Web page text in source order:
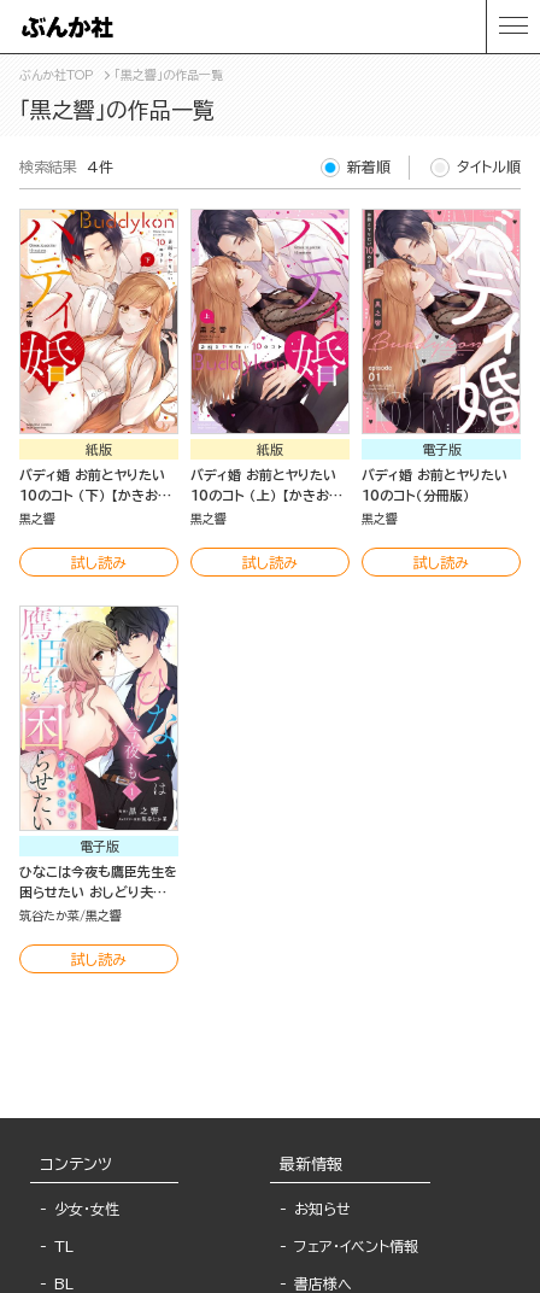
ぶんか社TOP 「黒之響」の作品一覧
「黒之響」の作品一覧
検索結果 4件 新着順 タイトル順
紙版
バディ婚 お前とヤりたい
10のコト （下） 【かきおろ
し漫画＆電子限定ペーパー
黒之響
試し読み
紙版
バディ婚 お前とヤりたい
10のコト （上） 【かきおろ
し漫画＆電子限定ペーパー
黒之響
試し読み
電子版
バディ婚 お前とヤりたい
10のコト（分冊版）
黒之響
試し読み
電子版
ひなこは今夜も鷹臣先生を
困らせたい おしどり夫婦
のナイショの性癖（分冊版）
筑谷たか菜 黒之響
試し読み
コンテンツ
少女・女性
TL
BL
最新情報
お知らせ
フェア・イベント情報
書店様へ